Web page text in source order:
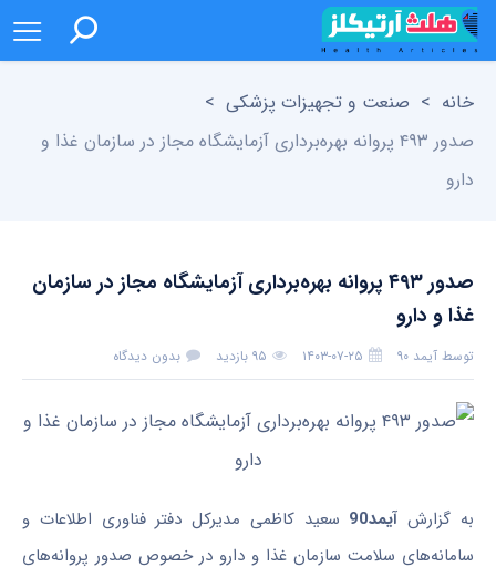
خانه > صنعت و تجهیزات پزشکی >
صدور ۴۹۳ پروانه بهره‌برداری آزمایشگاه‌ مجاز در سازمان غذا و
دارو
صدور ۴۹۳ پروانه بهره‌برداری آزمایشگاه‌ مجاز در سازمان
غذا و دارو
توسط آیمد ۹۰ ۱۴۰۳-۰۷-۲۵ ۹۵ بازدید بدون دیدگاه
به گزارش آیمد90
سعید کاظمی مدیرکل دفتر فناوری اطلاعات و
سامانه‌های سلامت سازمان غذا و دارو در خصوص صدور پروانه‌های